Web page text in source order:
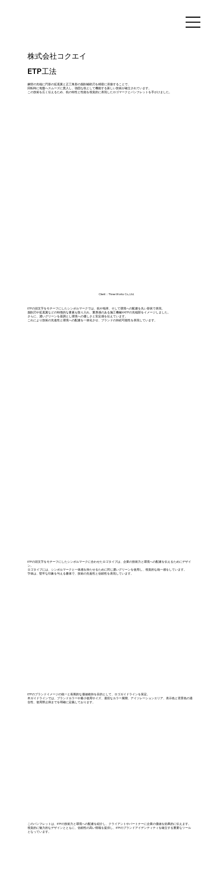
株式会社コクエイ
ETP工法
鋼管の先端に円形の拡底翼と正三角形の掘削補助刃を精密に溶接することで、
回転時に地盤へスムーズに貫入し、強固な杭として機能する新しい技術が確立されています。
この技術を広く伝えるため、杭の特性と性能を視覚的に表現したロゴマークとパンフレットを手がけました。
ETPの頭文字をモチーフにしたシンボルマークでは、杭や地球、そして環境への配慮を丸い形状で表現。
掘削刃や拡底翼などの特徴的な要素も取り入れ、重厚感のある施工機械やETPの先端部をイメージしました。
さらに、濃いグリーンを基調とし環境への優しさと安定感を伝えています。
これにより技術の先進性と環境への配慮を一体化させ、ブランドの持続可能性を表現しています。
Client：Three Works Co., Ltd.
ETPの頭文字をモチーフにしたシンボルマークに合わせたロゴタイプは、企業の技術力と環境への配慮を伝えるためにデザイ
ン。
ロゴタイプには、シンボルマークと一体感を持たせるために同じ濃いグリーンを使用し、視覚的な統一感をしています。
字体は、堅牢な印象を与える書体で、技術の先進性と信頼性を表現しています。
ETPのブランドイメージの統一と長期的な価値維持を目的として、ロゴガイドラインを策定。
本ガイドラインでは、ブランドカラーや最小使用サイズ、適切なカラー展開、アイソレーションエリア、表示色と背景色の適
合性、使用禁止例までを明確に定義しております。
このパンフレットは、ETPの技術力と環境への配慮を紹介し、クライアントやパートナーに企業の価値を効果的に伝えます。
視覚的に魅力的なデザインとともに、信頼性の高い情報を提供し、ETPのブランドアイデンティティを確立する重要なツール
となっています。